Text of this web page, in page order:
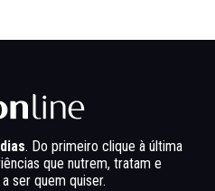
. Do primeiro clique à última
que nutrem, tratam e
ser quem quiser.